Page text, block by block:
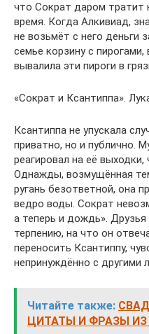
что Сократ даром тратит
время. Когда Алкивиад,
не возьмёт с него деньги
семье корзину с
вывалила эти пироги в
«Сократ и Ксантиппа».
Ксантиппа не упускала
приватно, но и публично.
реагировал на её
Однажды, возмущённая
ругань безответной, она
ведро воды. Сократ
а теперь и дождь».
терпению, на что он
переносить Ксантиппу,
непринуждённо с другими
Читайте также:
ЦИТАТЫ И ФРАЗЫ